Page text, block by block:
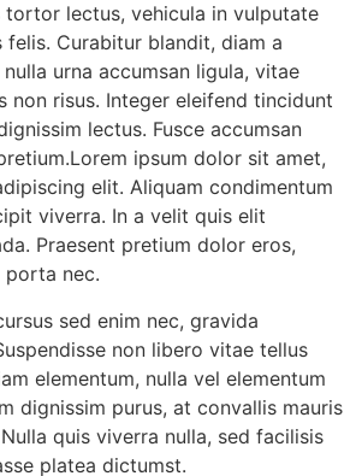
tortor lectus, vehicula in vulputate
felis. Curabitur blandit, diam a
urna accumsan ligula, vitae
non risus. Integer eleifend tincidunt
lectus. Fusce accumsan
ipsum dolor sit amet,
elit. Aliquam condimentum
viverra. In a velit quis elit
Praesent pretium dolor eros,
porta nec.
sed enim nec, gravida
non libero vitae tellus
elementum, nulla vel elementum
dignissim purus, at convallis mauris
quis viverra nulla, sed facilisis
platea dictumst.